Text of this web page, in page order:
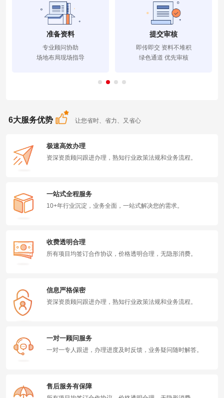
准备资料
专业顾问协助
场地布局现场指导
提交审核
即传即交 资料不堆积
绿色通道 优先审核
6大服务优势 让您省时、省力、又省心
极速高效办理
资深资质顾问跟进办理，熟知行业政策法规和业务流程。
一站式全程服务
10+年行业沉淀，业务全面，一站式解决您的需求。
收费透明合理
所有项目均签订合作协议，价格透明合理，无隐形消费。
信息严格保密
资深资质顾问跟进办理，熟知行业政策法规和业务流程。
一对一顾问服务
一对一专人跟进，办理进度及时反馈，业务疑问随时解答。
售后服务有保障